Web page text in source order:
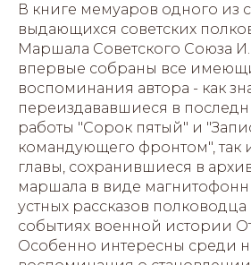
В книге мемуаров одного из
выдающихся советских
Маршала Советского Союза
впервые собраны все
воспоминания автора - как
переиздававшиеся в
работы "Сорок пятый" и
командующего фронтом", так
главы, сохранившиеся в
маршала в виде
устных рассказов
событиях военной истории
Особенно интересны среди